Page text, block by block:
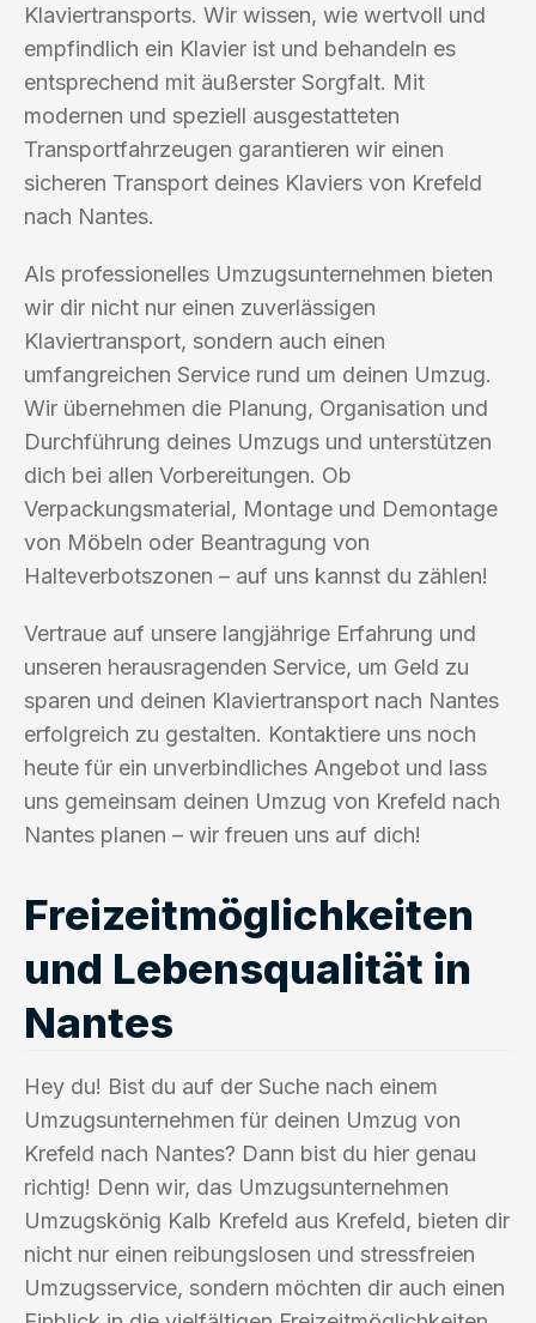
Klaviertransports. Wir wissen, wie wertvoll und
empfindlich ein Klavier ist und behandeln es
entsprechend mit äußerster Sorgfalt. Mit
modernen und speziell ausgestatteten
Transportfahrzeugen garantieren wir einen
sicheren Transport deines Klaviers von Krefeld
nach Nantes.
Als professionelles Umzugsunternehmen bieten
wir dir nicht nur einen zuverlässigen
Klaviertransport, sondern auch einen
umfangreichen Service rund um deinen Umzug.
Wir übernehmen die Planung, Organisation und
Durchführung deines Umzugs und unterstützen
dich bei allen Vorbereitungen. Ob
Verpackungsmaterial, Montage und Demontage
von Möbeln oder Beantragung von
Halteverbotszonen – auf uns kannst du zählen!
Vertraue auf unsere langjährige Erfahrung und
unseren herausragenden Service, um Geld zu
sparen und deinen Klaviertransport nach Nantes
erfolgreich zu gestalten. Kontaktiere uns noch
heute für ein unverbindliches Angebot und lass
uns gemeinsam deinen Umzug von Krefeld nach
Nantes planen – wir freuen uns auf dich!
Freizeitmöglichkeiten
und Lebensqualität in
Nantes
Hey du! Bist du auf der Suche nach einem
Umzugsunternehmen für deinen Umzug von
Krefeld nach Nantes? Dann bist du hier genau
richtig! Denn wir, das Umzugsunternehmen
Umzugskönig Kalb Krefeld aus Krefeld, bieten dir
nicht nur einen reibungslosen und stressfreien
Umzugsservice, sondern möchten dir auch einen